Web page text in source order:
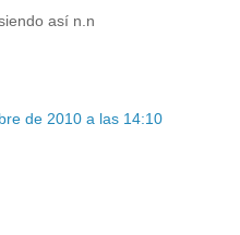
así n.n
de 2010 a las 14:10